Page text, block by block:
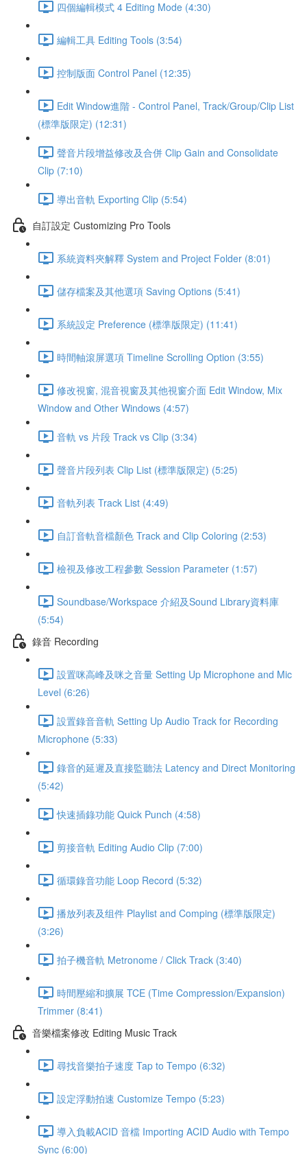
四個編輯模式 4 Editing Mode (4:30)
編輯工具 Editing Tools (3:54)
控制版面 Control Panel (12:35)
Edit Window進階 - Control Panel, Track/Group/Clip List
(標準版限定) (12:31)
聲音片段增益修改及合併 Clip Gain and Consolidate
Clip (7:10)
導出音軌 Exporting Clip (5:54)
自訂設定 Customizing Pro Tools
系統資料夾解釋 System and Project Folder (8:01)
儲存檔案及其他選項 Saving Options (5:41)
系統設定 Preference (標準版限定) (11:41)
時間軸滾屏選項 Timeline Scrolling Option (3:55)
修改視窗, 混音視窗及其他視窗介面 Edit Window, Mix
Window and Other Windows (4:57)
音軌 vs 片段 Track vs Clip (3:34)
聲音片段列表 Clip List (標準版限定) (5:25)
音軌列表 Track List (4:49)
自訂音軌音檔顏色 Track and Clip Coloring (2:53)
檢視及修改工程參數 Session Parameter (1:57)
Soundbase/Workspace 介紹及Sound Library資料庫
(5:54)
錄音 Recording
設置咪高峰及咪之音量 Setting Up Microphone and Mic
Level (6:26)
設置錄音音軌 Setting Up Audio Track for Recording
Microphone (5:33)
錄音的延遲及直接監聽法 Latency and Direct Monitoring
(5:42)
快速插錄功能 Quick Punch (4:58)
剪接音軌 Editing Audio Clip (7:00)
循環錄音功能 Loop Record (5:32)
播放列表及组件 Playlist and Comping (標準版限定)
(3:26)
拍子機音軌 Metronome / Click Track (3:40)
時間壓縮和擴展 TCE (Time Compression/Expansion)
Trimmer (8:41)
音樂檔案修改 Editing Music Track
尋找音樂拍子速度 Tap to Tempo (6:32)
設定浮動拍速 Customize Tempo (5:23)
導入負載ACID 音檔 Importing ACID Audio with Tempo
Sync (6:00)